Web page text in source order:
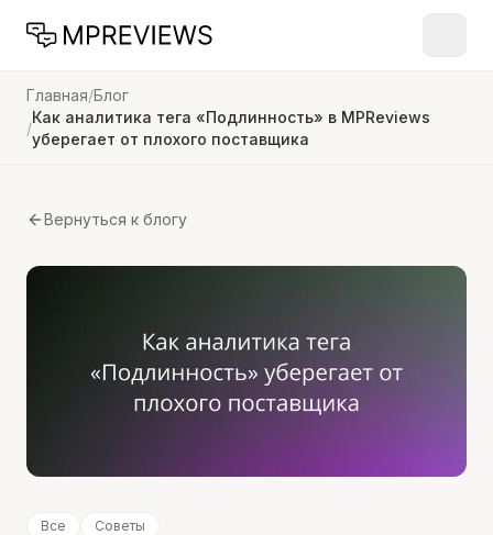
Главная/Блог
/
Как аналитика тега «Подлинность» в MPReviews
уберегает от плохого поставщика
Вернуться к блогу
Все Советы